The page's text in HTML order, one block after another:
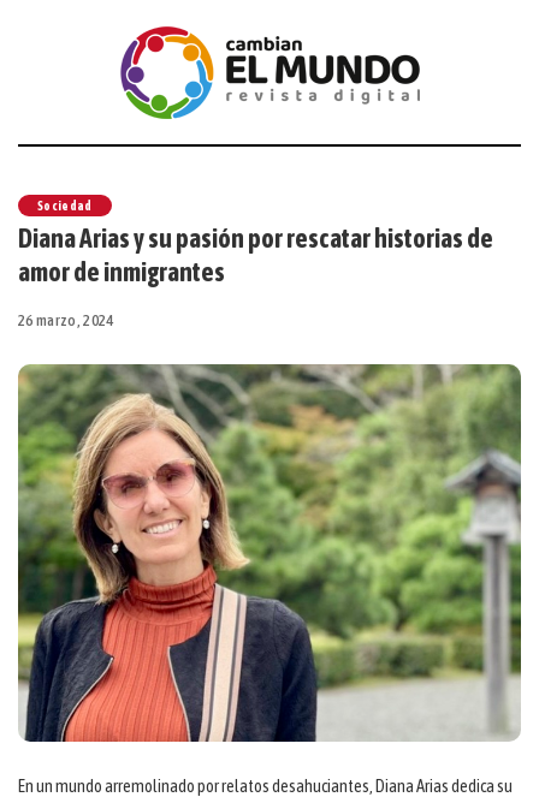
Sociedad
Diana Arias y su pasión por rescatar historias de
amor de inmigrantes
26 marzo, 2024
En un mundo arremolinado por relatos desahuciantes, Diana Arias dedica su